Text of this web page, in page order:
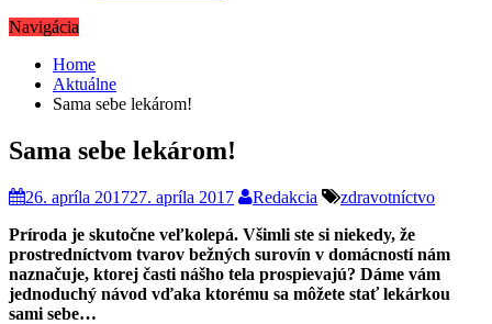
Navigácia
Home
Aktuálne
Sama sebe lekárom!
Sama sebe lekárom!
26. apríla 201727. apríla 2017 Redakcia
zdravotníctvo
Príroda je skutočne veľkolepá. Všimli ste si niekedy, že
prostredníctvom tvarov bežných surovín v domácností nám
naznačuje, ktorej časti nášho tela prospievajú? Dáme vám
jednoduchý návod vďaka ktorému sa môžete stať lekárkou
sami sebe…